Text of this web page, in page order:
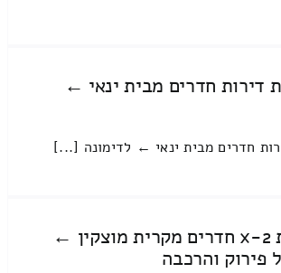
דירות חדרים מבית ינאי ←
חדרים מבית ינאי ← לדימונה [...]
מובילי דירות 2-x חדרים מקרית מוצקין ←
פירוק והרכבה